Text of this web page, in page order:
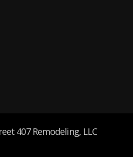
407 Remodeling, LLC